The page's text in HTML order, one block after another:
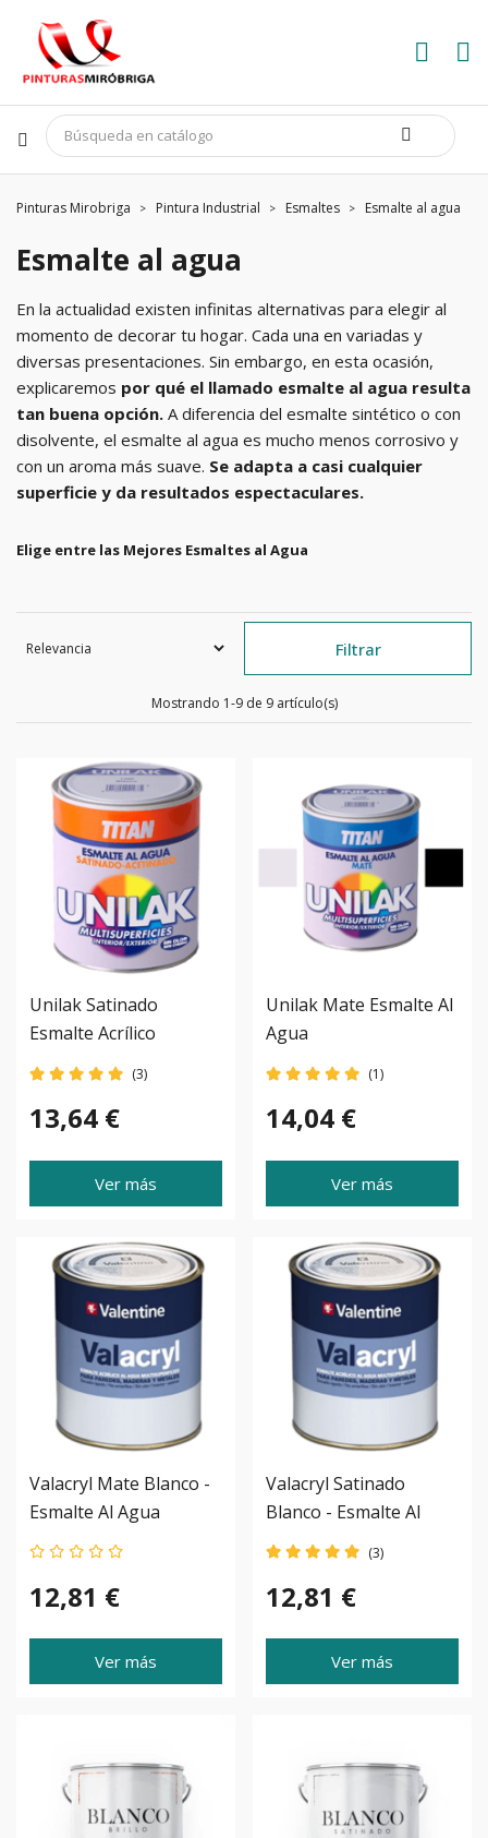
Pinturas Mirobriga Pintura Industrial Esmaltes Esmalte al agua
Esmalte al agua
En la actualidad existen infinitas alternativas para elegir al
momento de decorar tu hogar. Cada una en variadas y
diversas presentaciones. Sin embargo, en esta ocasión,
explicaremos por qué el llamado esmalte al agua resulta
tan buena opción. A diferencia del esmalte sintético o con
disolvente, el esmalte al agua es mucho menos corrosivo y
con un aroma más suave. Se adapta a casi cualquier
superficie y da resultados espectaculares.
Elige entre las Mejores Esmaltes al Agua
Filtrar
Mostrando 1-9 de 9 artículo(s)
Unilak Satinado
Esmalte Acrílico
(3)
13,64 €
Ver más
Unilak Mate Esmalte Al
Agua
(1)
14,04 €
Ver más
Valacryl Mate Blanco -
Esmalte Al Agua
12,81 €
Ver más
Valacryl Satinado
Blanco - Esmalte Al
Agua
(3)
12,81 €
Ver más